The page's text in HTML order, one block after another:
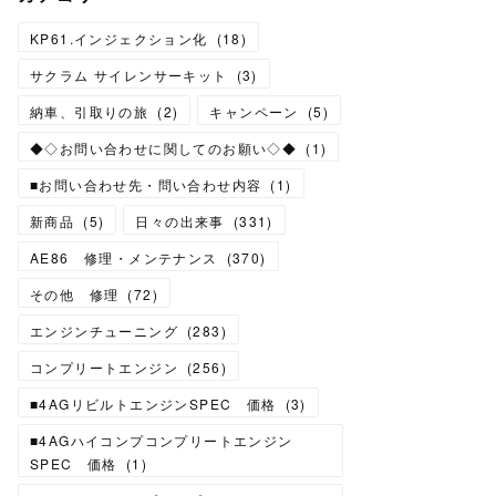
KP61.インジェクション化 (18)
サクラム サイレンサーキット
(3)
納車、引取りの旅 (2) キャンペーン (5)
◆◇お問い合わせに関してのお願い◇◆ (1)
■お問い合わせ先・問い合わせ内容 (1)
新商品 (5) 日々の出来事 (331)
AE86 修理・メンテナンス
(370)
その他 修理
(72)
エンジンチューニング (283)
コンプリートエンジン
(256)
■4AGリビルトエンジンSPEC 価格
(3)
■4AGハイコンプコンプリートエンジン
SPEC 価格
(1 )